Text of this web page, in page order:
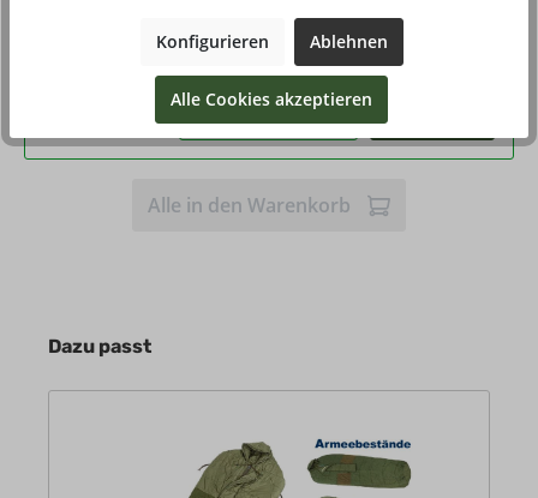
79,90 €*
Alle in den Warenkorb
Dazu passt
Konfigurieren Ablehnen
Alle Cookies akzeptieren